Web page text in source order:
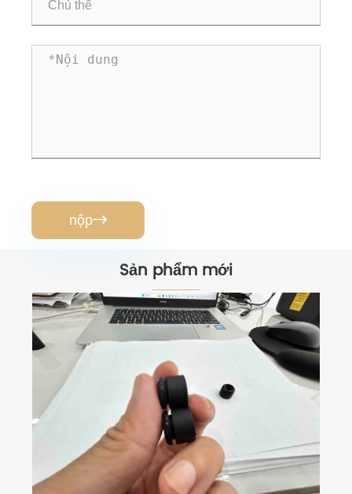
nộp
Sản phẩm mới
Nướng và nấu ăn bằng chảo nướng
Xem thêm >>